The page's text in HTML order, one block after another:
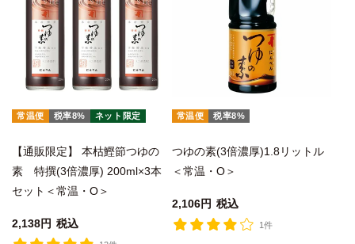
常温便 税率8% ネット限定
【通販限定】 本枯鰹節つゆの
素 特撰(3倍濃厚) 200ml×3本
セット＜常温・O＞
2,138 税込
常温便 税率8%
つゆの素(3倍濃厚)1.8リットル
＜常温・O＞
2,106 税込
1件